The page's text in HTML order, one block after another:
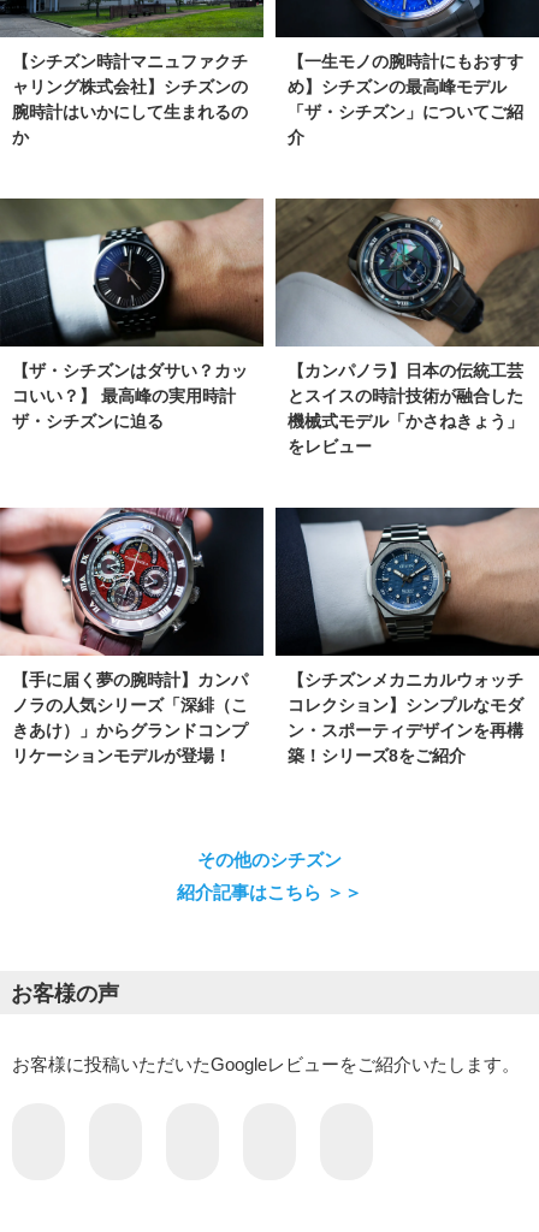
【シチズン時計マニュファクチ
ャリング株式会社】シチズンの
腕時計はいかにして生まれるの
か
【一生モノの腕時計にもおすす
め】シチズンの最高峰モデル
「ザ・シチズン」についてご紹
介
【ザ・シチズンはダサい？カッ
コいい？】 最高峰の実用時計
ザ・シチズンに迫る
【カンパノラ】日本の伝統工芸
とスイスの時計技術が融合した
機械式モデル「かさねきょう」
をレビュー
【手に届く夢の腕時計】カンパ
ノラの人気シリーズ「深緋（こ
きあけ）」からグランドコンプ
リケーションモデルが登場！
【シチズンメカニカルウォッチ
コレクション】シンプルなモダ
ン・スポーティデザインを再構
築！シリーズ8をご紹介
その他のシチズン
紹介記事はこちら ＞＞
お客様の声
お客様に投稿いただいたGoogleレビューをご紹介いたします。